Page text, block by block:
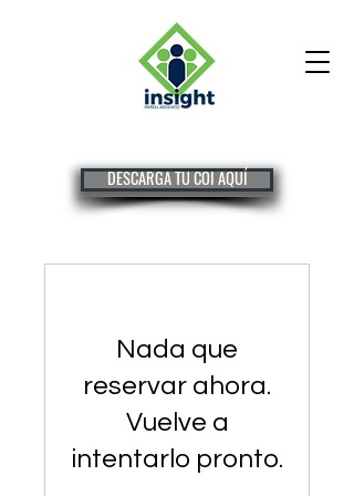
DESCARGA TU COI AQUÍ
Nada que
reservar ahora.
Vuelve a
intentarlo pronto.